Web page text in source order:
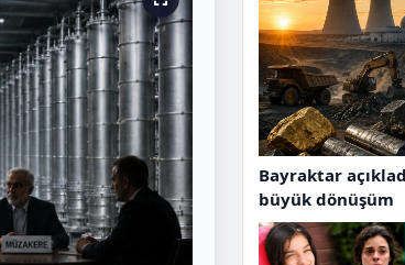
Bayraktar
büyük dönüşüm